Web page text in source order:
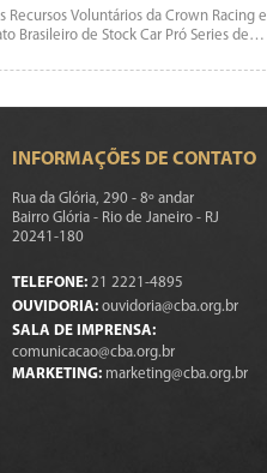
Voluntários da Crown Racing e
Brasileiro de Stock Car Pró Series de…
INFORMAÇÕES DE CONTATO
Rua da Glória, 290 - 8º andar
Bairro Glória - Rio de Janeiro - RJ
20241-180
TELEFONE: 21 2221-4895
OUVIDORIA: ouvidoria@cba.org.br
SALA DE IMPRENSA:
comunicacao@cba.org.br
MARKETING: marketing@cba.org.br